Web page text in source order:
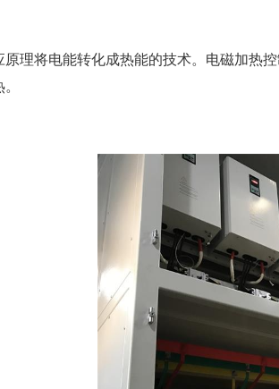
理将电能转化成热能的技术。电磁加热